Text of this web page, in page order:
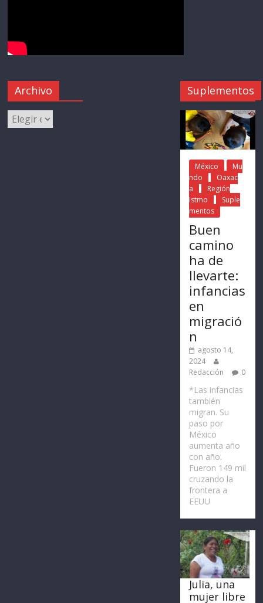
Archivo Suplementos
México
Mu
ndo
Oaxac
a
Región
Istmo
Suple
mentos
Buen
camino
ha de
llevarte:
infancias
en
migració
n
agosto 14,
2024
Redacción
0
*Las infancias
también
migran. Su
paso por
México
aumenta año
con año.
Fueron 149 mil
cruzando la
frontera a
EEUU
Julia, una
mujer libre